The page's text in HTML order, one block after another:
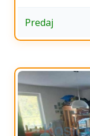
Predaj